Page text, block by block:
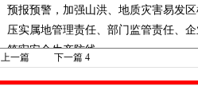
预报预警，加强山洪、地质灾害易发
压实属地管理责任、部门监管责任、
筑牢安全生产防线。
会议强调，要深入贯彻落实习近平
上一篇 下一篇 4